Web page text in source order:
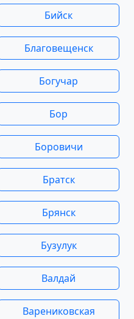
Бийск
Благовещенск
Богучар
Бор
Боровичи
Братск
Брянск
Бузулук
Валдай
Варениковская